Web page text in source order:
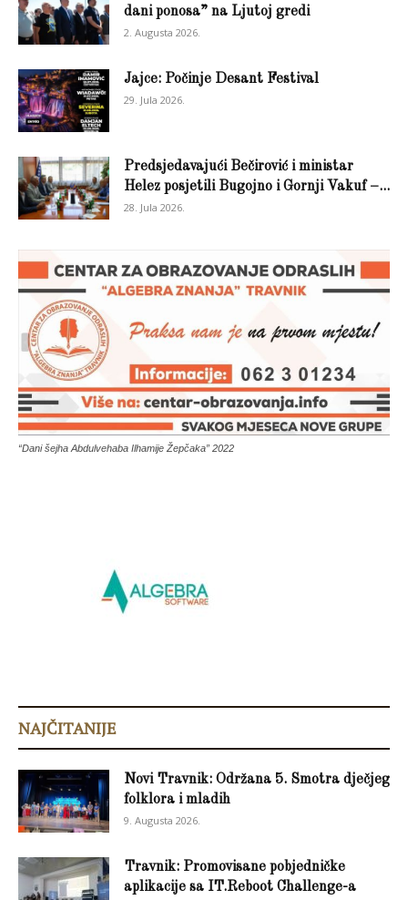
dani ponosa” na Ljutoj gredi
2. Augusta 2026.
Jajce: Počinje Desant Festival
29. Jula 2026.
Predsjedavajući Bečirović i ministar
Helez posjetili Bugojno i Gornji Vakuf –...
28. Jula 2026.
“Dani šejha Abdulvehaba Ilhamije Žepčaka” 2022
NAJČITANIJE
Novi Travnik: Održana 5. Smotra dječjeg
folklora i mladih
9. Augusta 2026.
Travnik: Promovisane pobjedničke
aplikacije sa IT.Reboot Challenge-a